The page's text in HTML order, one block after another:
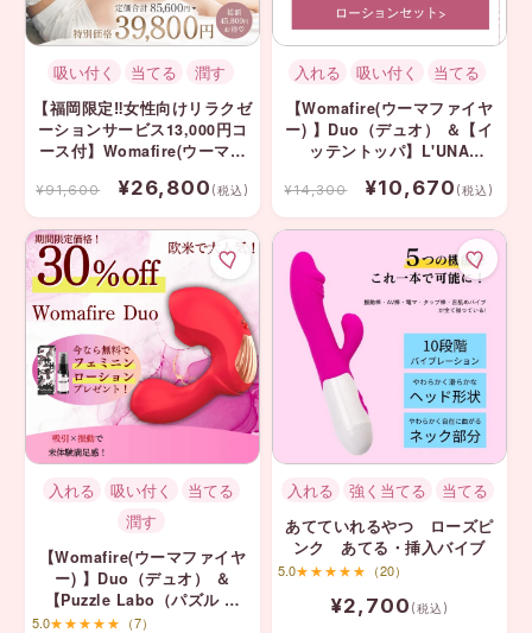
吸い付く 当てる 潤す
【福岡限定‼️女性向けリラクゼ
ーションサービス13,000円コ
ース付】Womafire(ウーマフ
ィ）無料プレゼント＆Puzzle
Labo（パズル ラボ）1年分
¥91,600 ¥26,800 (税込)
入れる 吸い付く 当てる
【Womafire(ウーマファイヤ
ー) 】Duo（デュオ） ＆【イ
ッテントッパ】L'UNA
ト
¥14,300 ¥10,670 (税込)
入れる 吸い付く
当てる
潤す
【Womafire(ウーマファイヤ
ー) 】Duo（デュオ） ＆
【Puzzle Labo（パズル ラ
ボ）】無料プレゼント
5.0★★★★★ （7）
入れる 強く当てる 当てる
あてていれるやつ ローズピ
ンク あてる・挿入バイブ
5.0★★★★★ （20）
¥2,700 (税込)